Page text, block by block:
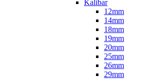
Kalibar
12mm
14mm
18mm
19mm
20mm
25mm
26mm
29mm